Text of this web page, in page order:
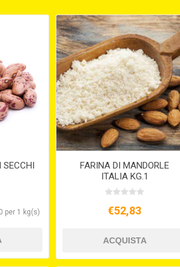
SECCHI
per 1 kg(s)
FARINA DI MANDORLE
ITALIA KG.1
€52,83